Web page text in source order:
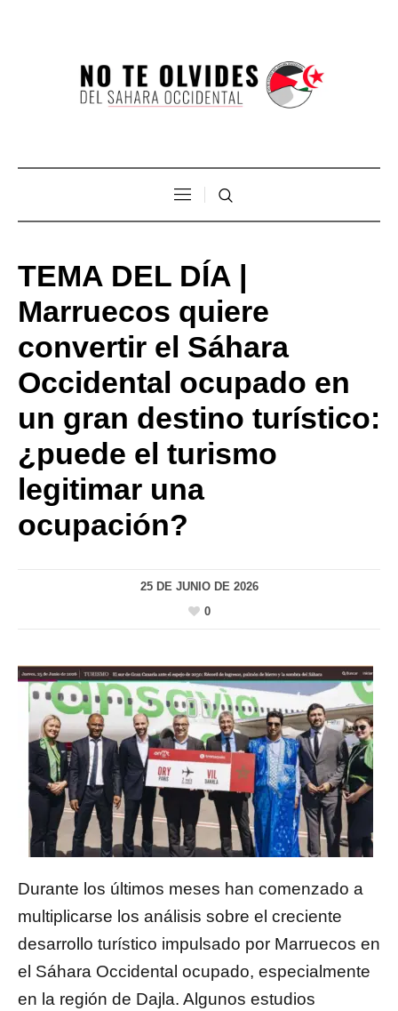
TEMA DEL DÍA |
Marruecos quiere
convertir el Sáhara
Occidental ocupado en
un gran destino turístico:
¿puede el turismo
legitimar una
ocupación?
25 DE JUNIO DE 2026
0
Durante los últimos meses han comenzado a
multiplicarse los análisis sobre el creciente
desarrollo turístico impulsado por Marruecos en
el Sáhara Occidental ocupado, especialmente
en la región de Dajla. Algunos estudios